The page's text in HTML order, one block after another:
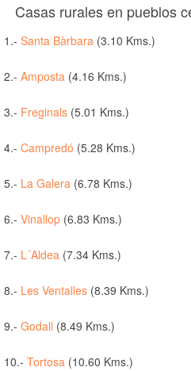
Casas rurales en pueblos
1.- Santa Bàrbara (3.10 Kms.)
2.- Amposta (4.16 Kms.)
3.- Freginals (5.01 Kms.)
4.- Campredó (5.28 Kms.)
5.- La Galera (6.78 Kms.)
6.- Vinallop (6.83 Kms.)
7.- L´Aldea (7.34 Kms.)
8.- Les Ventalles (8.39 Kms.)
9.- Godall (8.49 Kms.)
10.- Tortosa (10.60 Kms.)